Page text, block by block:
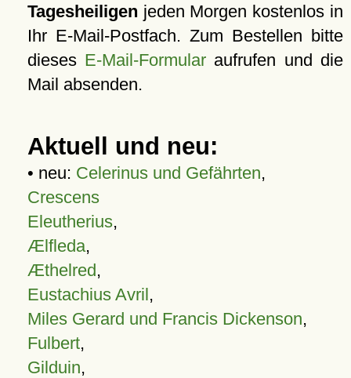
Tagesheiligen jeden Morgen kostenlos in
Ihr E-Mail-Postfach. Zum Bestellen bitte
dieses E-Mail-Formular aufrufen und die
Mail absenden.
Aktuell und neu:
• neu: Celerinus und Gefährten,
Crescens
Eleutherius,
Ælfleda,
Æthelred,
Eustachius Avril,
Miles Gerard und Francis Dickenson,
Fulbert,
Gilduin,